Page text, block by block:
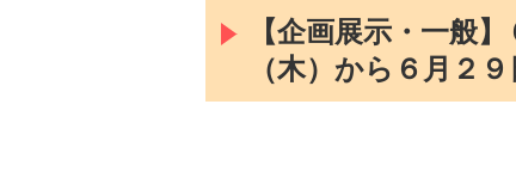
【企画展示・一般
（木）から６月２